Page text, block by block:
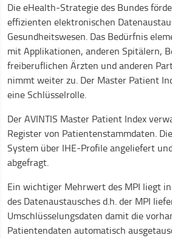
Die eHealth-Strategie des Bundes
effizienten elektronischen
Gesundheitswesen. Das Bedürfnis
mit Applikationen, anderen Spitälern,
freiberuflichen Ärzten und anderen
nimmt weiter zu. Der Master Patient
eine Schlüsselrolle.
Der AVINTIS Master Patient Index
Register von Patientenstammdaten.
System über IHE-Profile angeliefert
abgefragt.
Ein wichtiger Mehrwert des MPI liegt
des Datenaustausches d.h. der MPI
Umschlüsselungsdaten damit die
Patientendaten automatisch